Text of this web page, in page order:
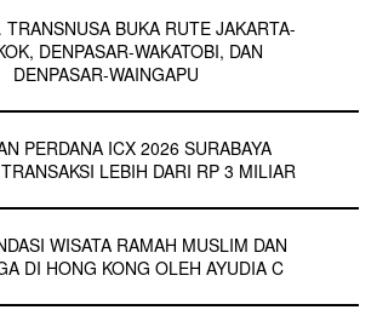
BUKA RUTE JAKARTA-
DENPASAR-WAKATOBI, DAN
DENPASAR-WAINGAPU
PERDANA ICX 2026 SURABAYA
LEBIH DARI RP 3 MILIAR
WISATA RAMAH MUSLIM DAN
DI HONG KONG OLEH AYUDIA C